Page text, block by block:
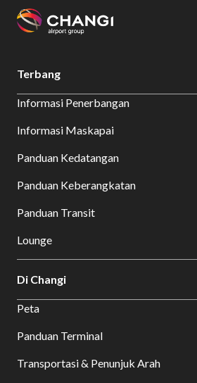
Changi
Language
Changi Airport Bersantap dan Belanja
Terbang
Informasi Penerbangan
Informasi Maskapai
Panduan Kedatangan
Panduan Keberangkatan
Panduan Transit
Lounge
Di Changi
Peta
Panduan Terminal
Transportasi & Penunjuk Arah